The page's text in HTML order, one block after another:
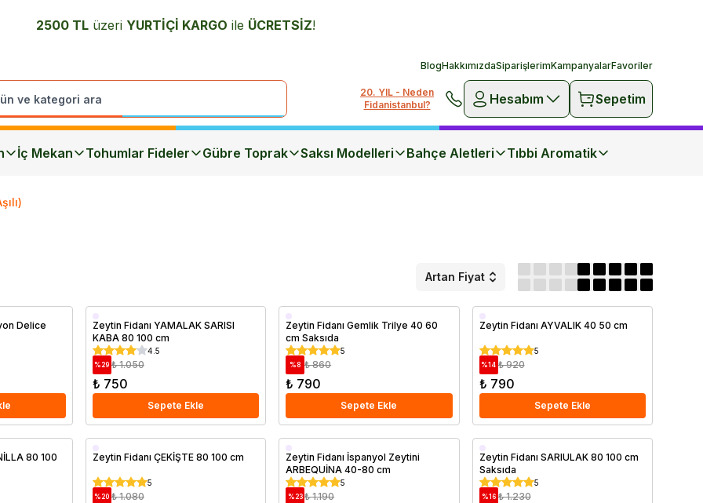
2500 TL üzeri YURTİÇİ KARGO ile ÜCRETSİZ!
BlogHakkımızdaSiparişlerimKampanyalarFavoriler
20. YIL - Neden
Fidanistanbul?
Hesabım Sepetim
İç Mekan Tohumlar Fideler Gübre Toprak Saksı Modelleri Bahçe Aletleri Tıbbi Aromatik
Artan Fiyat
Delice Saksıda
Zeytin Fidanı YAMALAK SARISI
KABA 80 100 cm
4.5
%29 ₺ 1.050
₺ 750
Sepete Ekle
Saksıda
Zeytin Fidanı Gemlik Trilye 40 60
cm Saksıda
5
% 8 ₺ 860
₺ 790
Sepete Ekle
Saksıda
Zeytin Fidanı AYVALIK 40 50 cm
5
%14 ₺ 920
₺ 790
Sepete Ekle
80 100
Saksıda
Zeytin Fidanı ÇEKİŞTE 80 100 cm
5
%20 ₺ 1.080
Saksıda
Zeytin Fidanı İspanyol Zeytini
ARBEQUİNA 40-80 cm
5
%23 ₺ 1.190
Saksıda
Zeytin Fidanı SARIULAK 80 100 cm
Saksıda
5
%16 ₺ 1.230